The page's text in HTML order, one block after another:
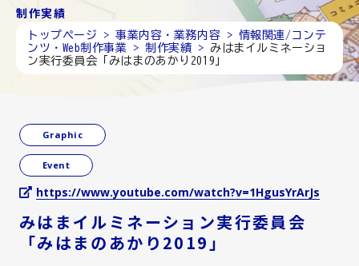
制作実績
トップページ >事業内容・業務内容 > 情報関連/コンテ
ンツ・Web制作事業 >制作実績 > みはまイルミネーショ
ン実行委員会「みはまのあかり2019」
Graphic
Event
https://www.youtube.com/watch?v=1HgusYrArJs
みはまイルミネーション実行委員会
「みはまのあかり2019」